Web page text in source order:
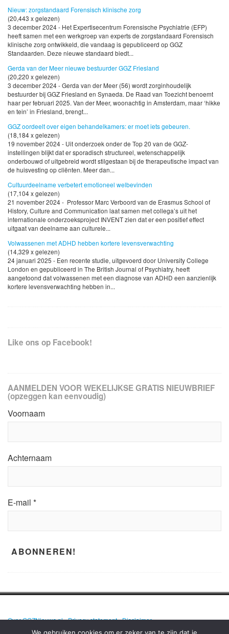
Nieuw: zorgstandaard Forensisch klinische zorg
(20,443 x gelezen)
3 december 2024 - Het Expertisecentrum Forensische Psychiatrie (EFP)
heeft samen met een werkgroep van experts de zorgstandaard Forensisch
klinische zorg ontwikkeld, die vandaag is gepubliceerd op GGZ
Standaarden. Deze nieuwe standaard biedt...
Gerda van der Meer nieuwe bestuurder GGZ Friesland
(20,220 x gelezen)
3 december 2024 - Gerda van der Meer (56) wordt zorginhoudelijk
bestuurder bij GGZ Friesland en Synaeda. De Raad van Toezicht benoemt
haar per februari 2025. Van der Meer, woonachtig in Amsterdam, maar ‘hikke
en tein’ in Friesland, brengt...
GGZ oordeelt over eigen behandelkamers: er moet iets gebeuren.
(18,184 x gelezen)
19 november 2024 - Uit onderzoek onder de Top 20 van de GGZ-
instellingen blijkt dat er sporadisch structureel, wetenschappelijk
onderbouwd of uitgebreid wordt stilgestaan bij de therapeutische impact van
de huisvesting op cliënten. Meer dan...
Cultuurdeelname verbetert emotioneel welbevinden
(17,104 x gelezen)
21 november 2024 - Professor Marc Verboord van de Erasmus School of
History, Culture and Communication laat samen met collega’s uit het
internationale onderzoeksproject INVENT zien dat er een positief effect
uitgaat van deelname aan culturele...
Volwassenen met ADHD hebben kortere levensverwachting
(14,329 x gelezen)
24 januari 2025 - Een recente studie, uitgevoerd door University College
London en gepubliceerd in The British Journal of Psychiatry, heeft
aangetoond dat volwassenen met een diagnose van ADHD een aanzienlijk
kortere levensverwachting hebben in...
Like ons op Facebook!
AANMELDEN VOOR WEKELIJKSE GRATIS NIEUWBRIEF
(opzeggen kan eenvoudig)
Voornaam
Achternaam
E-mail *
Over GGZNieuws.nl•Privacy statement•Disclaimer